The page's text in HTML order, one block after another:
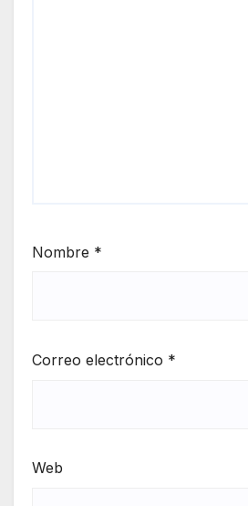
Nombre *
Correo electrónico *
Web